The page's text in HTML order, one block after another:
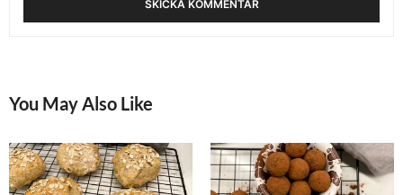
You May Also Like